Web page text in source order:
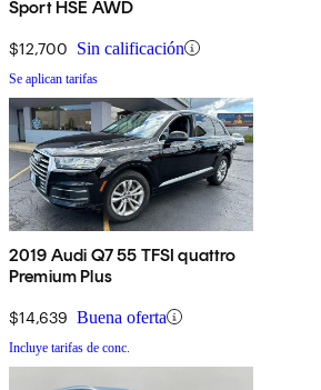
Sport HSE AWD
$12,700 Sin calificación
Se aplican tarifas
2019 Audi Q7 55 TFSI quattro
Premium Plus
$14,639 Buena oferta
Incluye tarifas de conc.